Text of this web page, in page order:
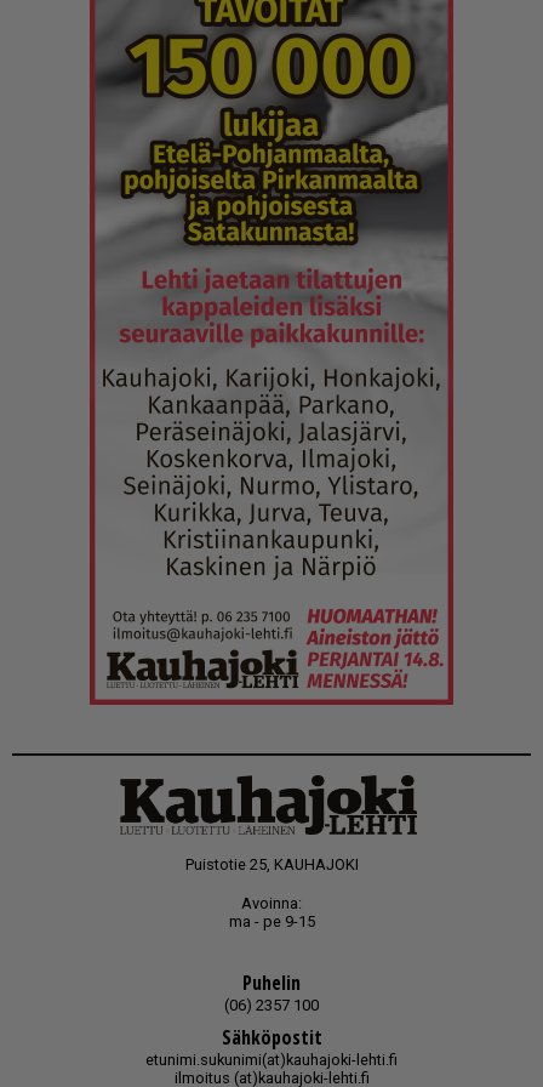
Puistotie 25, KAUHAJOKI
Avoinna:
ma - pe 9-15
Puhelin
(06) 2357 100
Sähköpostit
etunimi.sukunimi(at)kauhajoki-lehti.fi
ilmoitus (at)kauhajoki-lehti.fi